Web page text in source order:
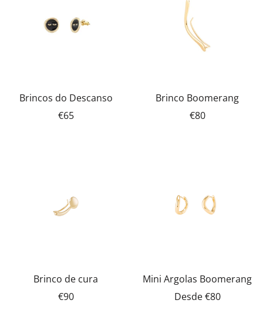
Brincos do Descanso
€65
Brinco Boomerang
€80
Brinco de cura
€90
Mini Argolas Boomerang
Desde€80